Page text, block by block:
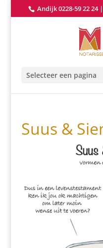
Andijk 0228-59 22 24|
Selecteer een pagina
Suus &